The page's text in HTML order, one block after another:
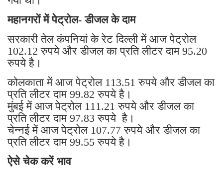
महानगरों में पेट्रोल- डीजल के दाम
सरकारी तेल कंपनियां के रेट दिल्ली में आज पेट्रोल
102.12 रुपये और डीजल का प्रति लीटर दाम 95.20
रुपये है।
कोलकाता में आज पेट्रोल 113.51 रुपये और डीजल का
प्रति लीटर दाम 99.82 रुपये है।
मुंबई में आज पेट्रोल 111.21 रुपये और डीजल का
प्रति लीटर दाम 97.83 रुपये है।
चेन्नई में आज पेट्रोल 107.77 रुपये और डीजल का
प्रति लीटर दाम 99.55 रुपये है।
ऐसे चेक करें भाव